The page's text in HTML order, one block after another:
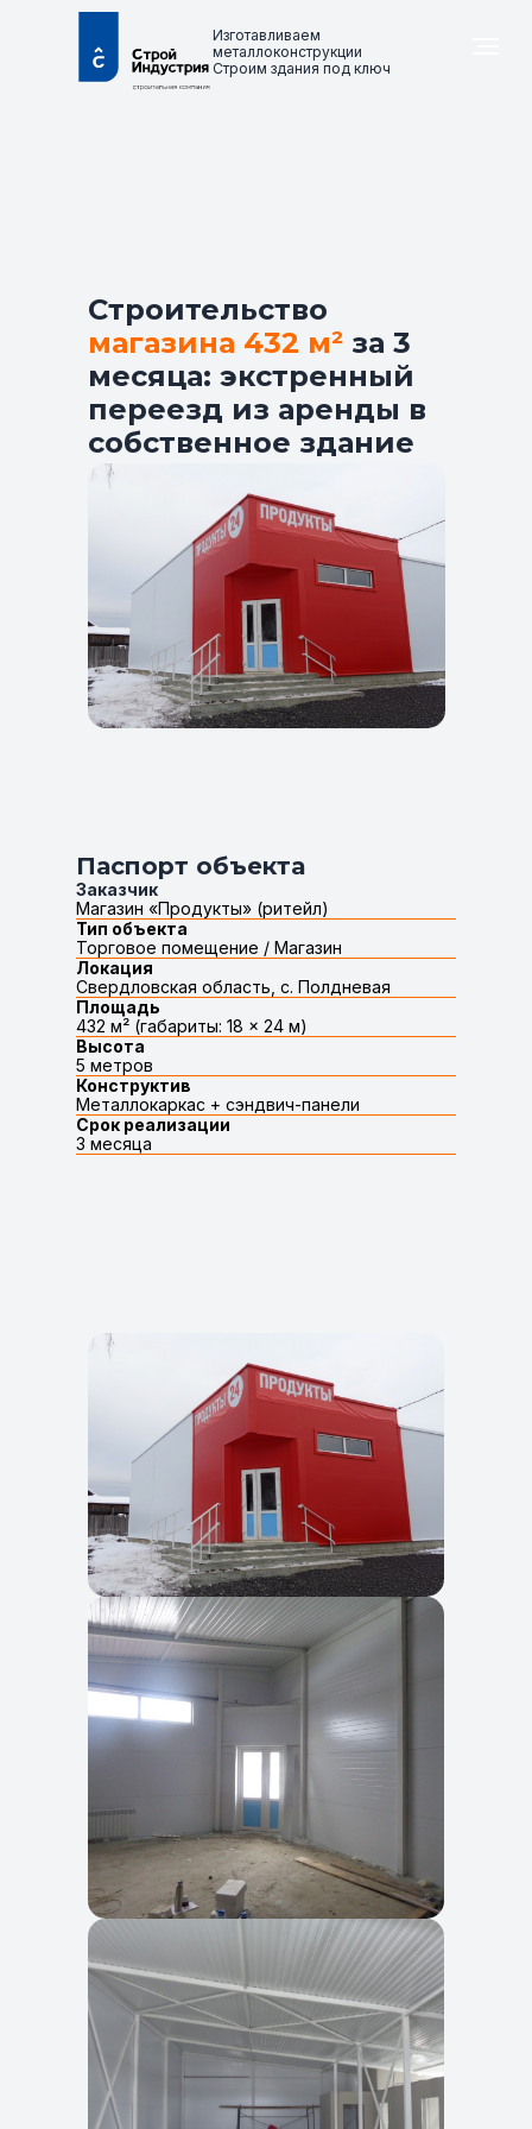
Изготавливаем
металлоконструкции
Строим здания под ключ
Строительство
магазина 432 м² за 3
месяца: экстренный
переезд из аренды в
собственное здание
Паспорт объекта
Заказчик
Магазин «Продукты» (ритейл)
Тип объекта
Торговое помещение / Магазин
Локация
Свердловская область, с. Полдневая
Площадь
432 м² (габариты: 18 × 24 м)
Высота
5 метров
Конструктив
Металлокаркас + сэндвич-панели
Срок реализации
3 месяца